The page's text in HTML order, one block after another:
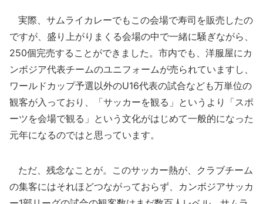
実際、サムライカレーでもこの会場で寿司を販売したの
ですが、盛り上がりまくる会場の中で一緒に騒ぎながら、
250個完売することができました。市内でも、洋服屋にカ
ンボジア代表チームのユニフォームが売られていますし、
ワールドカップ予選以外のU16代表の試合なども万単位の
観客が入っており、「サッカーを観る」というより「スポ
ーツを会場で観る」という文化がはじめて一般的になった
元年になるのではと思っています。
ただ、残念なことが。このサッカー熱が、クラブチーム
の集客にはそれほどつながっておらず、カンボジアサッカ